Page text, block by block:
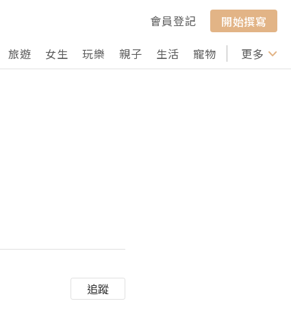
會員登記
開始撰寫
旅遊 女生 玩樂 親子 生活 寵物 行山 打卡
更多
追蹤